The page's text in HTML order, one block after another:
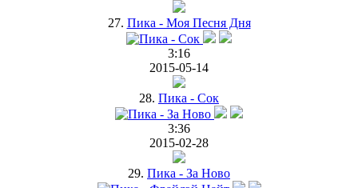
27. Пика - Моя Песня Дня
3:16
2015-05-14
28. Пика - Сок
3:36
2015-02-28
29. Пика - За Ново